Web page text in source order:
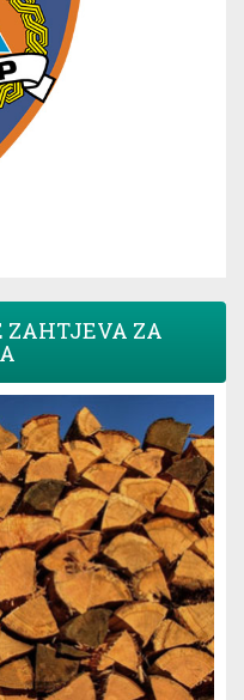
ZAHTJEVA ZA